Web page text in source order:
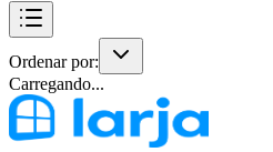
Ordenar por:
Carregando...